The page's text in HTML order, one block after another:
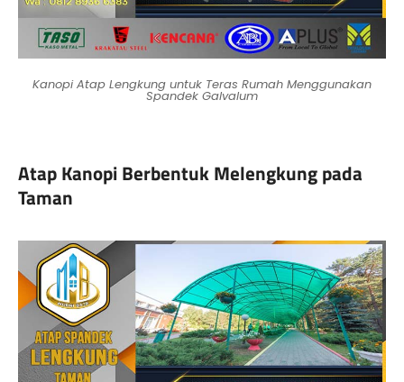
Kanopi Atap Lengkung untuk Teras Rumah Menggunakan
Spandek Galvalum
Atap Kanopi Berbentuk Melengkung pada
Taman